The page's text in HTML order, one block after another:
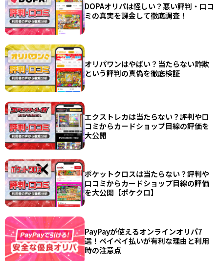
DOPAオリパは怪しい？悪い評判・口コ
ミの真実を課金して徹底調査！
オリパワンはやばい？当たらない詐欺
という評判の真偽を徹底検証
エクストレカは当たらない？評判や口
コミからカードショップ目線の評価を
大公開
ポケットクロスは当たらない？評判や
口コミからカードショップ目線の評価
を大公開【ポケクロ】
PayPayが使えるオンラインオリパ7
選！ペイペイ払いが有利な理由と利用
時の注意点